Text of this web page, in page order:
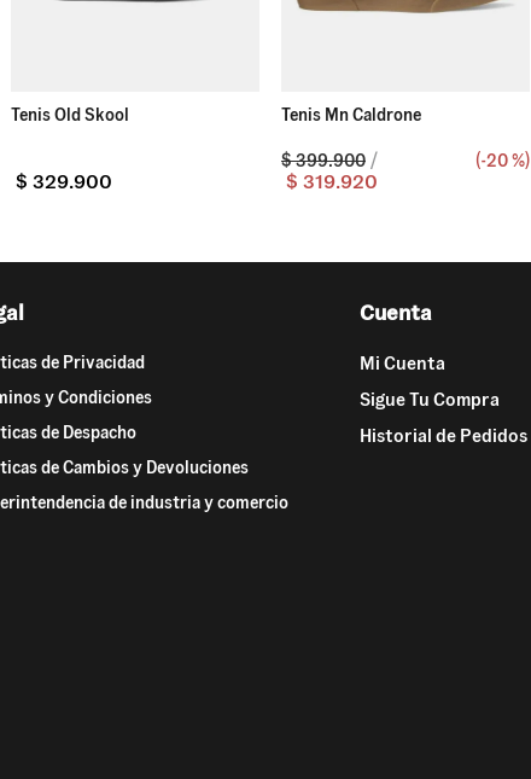
Tenis Old Skool
$ 329.900
Tenis Mn Caldrone
$399.900
$ 319.920
(-20 %)
de Privacidad
y Condiciones
de Despacho
de Cambios y Devoluciones
de industria y comercio
Cuenta
Mi Cuenta
Sigue Tu Compra
Historial de Pedidos